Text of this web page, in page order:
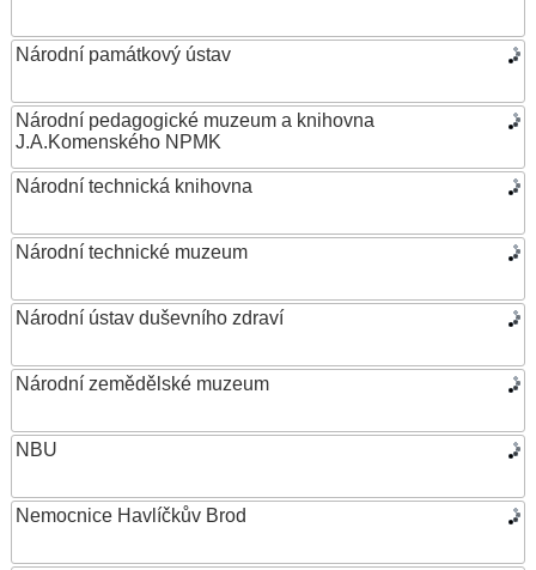
Národní památkový ústav
Národní pedagogické muzeum a knihovna
J.A.Komenského NPMK
Národní technická knihovna
Národní technické muzeum
Národní ústav duševního zdraví
Národní zemědělské muzeum
NBU
Nemocnice Havlíčkův Brod